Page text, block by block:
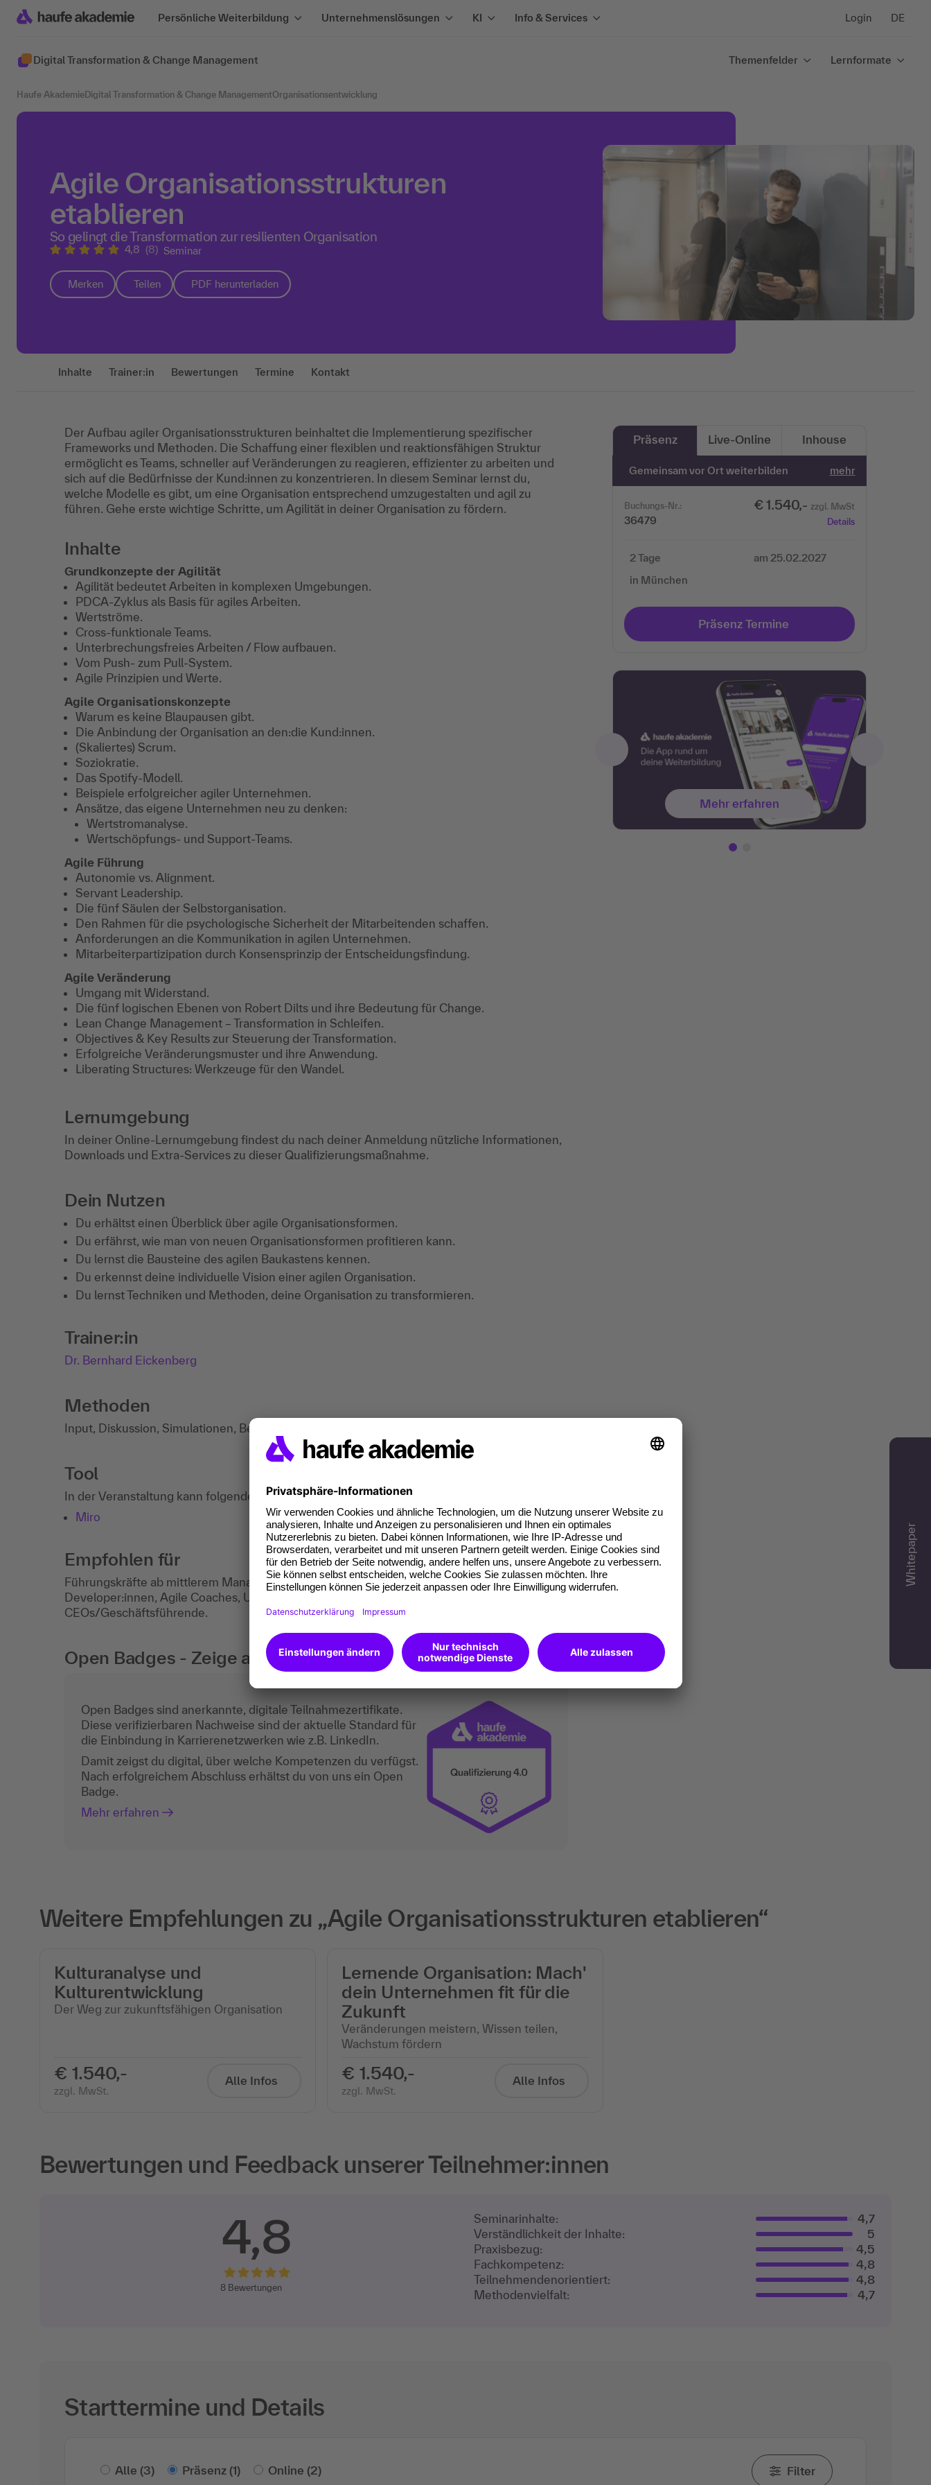
Persönliche Weiterbildung Unternehmenslösungen KI Info & Services Login DE
Digital Transformation & Change Management Themenfelder Lernformate
Haufe Akademie Digital Transformation & Change ManagementOrganisationsentwicklung
Agile Organisationsstrukturen
etablieren
So gelingt die Transformation zur resilienten Organisation
4,8 (8) Seminar
Merken Teilen PDF herunterladen
Inhalte Trainer:in Bewertungen Termine Kontakt
Der Aufbau agiler Organisationsstrukturen beinhaltet die Implementierung spezifischer
Frameworks und Methoden. Die Schaffung einer flexiblen und reaktionsfähigen Struktur
ermöglicht es Teams, schneller auf Veränderungen zu reagieren, effizienter zu arbeiten und
sich auf die Bedürfnisse der Kund:innen zu konzentrieren. In diesem Seminar lernst du,
welche Modelle es gibt, um eine Organisation entsprechend umzugestalten und agil zu
führen. Gehe erste wichtige Schritte, um Agilität in deiner Organisation zu fördern.
Inhalte
Grundkonzepte der Agilität
Agilität bedeutet Arbeiten in komplexen Umgebungen.
PDCA-Zyklus als Basis für agiles Arbeiten.
Wertströme.
Cross-funktionale Teams.
Unterbrechungsfreies Arbeiten / Flow aufbauen.
Vom Push- zum Pull-System.
Agile Prinzipien und Werte.
Agile Organisationskonzepte
Warum es keine Blaupausen gibt.
Die Anbindung der Organisation an den:die Kund:innen.
(Skaliertes) Scrum.
Soziokratie.
Das Spotify-Modell.
Beispiele erfolgreicher agiler Unternehmen.
Ansätze, das eigene Unternehmen neu zu denken:
Wertstromanalyse.
Wertschöpfungs- und Support-Teams.
Agile Führung
Autonomie vs. Alignment.
Servant Leadership.
Die fünf Säulen der Selbstorganisation.
Den Rahmen für die psychologische Sicherheit der Mitarbeitenden schaffen.
Anforderungen an die Kommunikation in agilen Unternehmen.
Mitarbeiterpartizipation durch Konsensprinzip der Entscheidungsfindung.
Agile Veränderung
Umgang mit Widerstand.
Die fünf logischen Ebenen von Robert Dilts und ihre Bedeutung für Change.
Lean Change Management – Transformation in Schleifen.
Objectives & Key Results zur Steuerung der Transformation.
Erfolgreiche Veränderungsmuster und ihre Anwendung.
Liberating Structures: Werkzeuge für den Wandel.
Lernumgebung
In deiner Online-Lernumgebung findest du nach deiner Anmeldung nützliche Informationen,
Downloads und Extra-Services zu dieser Qualifizierungsmaßnahme.
Dein Nutzen
Du erhältst einen Überblick über agile Organisationsformen.
Du erfährst, wie man von neuen Organisationsformen profitieren kann.
Du lernst die Bausteine des agilen Baukastens kennen.
Du erkennst deine individuelle Vision einer agilen Organisation.
Du lernst Techniken und Methoden, deine Organisation zu transformieren.
Trainer:in
Dr. Bernhard Eickenberg
Methoden
Input, Diskussion, Simulationen, Best-Practice-Beispiele, Gruppenarbeit.
Tool
In der Veranstaltung kann folgendes Drittanbieter-Tool eingesetzt werden:
Miro
Empfohlen für
Führungskräfte ab mittlerem Management, People Leads, Change Manager:innen, Business
Developer:innen, Agile Coaches, Unternehmensentwickler:innen, Unternehmer:innen,
CEOs/Geschäftsführende.
Open Badges - Zeige auch digital, was du kannst.
Open Badges sind anerkannte, digitale Teilnahmezertifikate.
Diese verifizierbaren Nachweise sind der aktuelle Standard für
die Einbindung in Karrierenetzwerken wie z.B. LinkedIn.
Damit zeigst du digital, über welche Kompetenzen du verfügst.
Nach erfolgreichem Abschluss erhältst du von uns ein Open
Badge.
Mehr erfahren
Präsenz Live-Online Inhouse
Gemeinsam vor Ort weiterbilden mehr
Buchungs-Nr.:
36479
€ 1.540,- zzgl. MwSt
Details
2 Tage
in München
am 25.02.2027
Präsenz Termine
Mehr erfahren
Weitere Empfehlungen zu „Agile Organisationsstrukturen etablieren“
Kulturanalyse und
Kulturentwicklung
Der Weg zur zukunftsfähigen Organisation
€ 1.540,-
zzgl. MwSt.
Alle Infos
Lernende Organisation: Mach'
dein Unternehmen fit für die
Zukunft
Veränderungen meistern, Wissen teilen,
Wachstum fördern
€ 1.540,-
zzgl. MwSt.
Alle Infos
Bewertungen und Feedback unserer Teilnehmer:innen
4,8
8 Bewertungen
Seminarinhalte:
4,7
Verständlichkeit der Inhalte:
5
Praxisbezug:
4,5
Fachkompetenz:
4,8
Teilnehmenden­orientiert:
4,8
Methodenvielfalt:
4,7
Starttermine und Details
Alle (3) Präsenz (1) Online (2) Filter
Whitepaper